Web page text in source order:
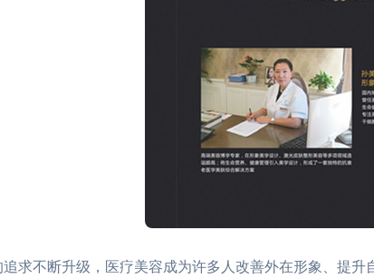
求不断升级，医疗美容成为许多人改善外在形象、提